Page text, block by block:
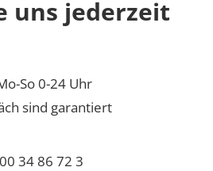
uns jederzeit
So 0-24 Uhr
sind garantiert
34 86 72 3